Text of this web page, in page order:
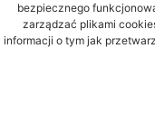
bezpiecznego
zarządzać plikami
informacji o tym jak